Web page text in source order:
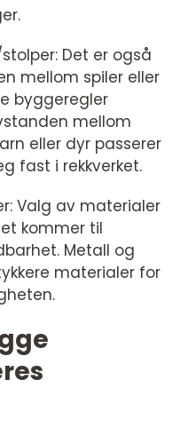
Det er også
mellom spiler eller
byggeregler
mellom
eller dyr passerer
fast i rekkverket.
Valg av materialer
kommer til
Metall og
materialer for